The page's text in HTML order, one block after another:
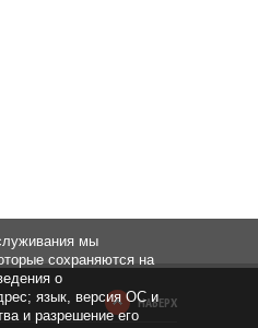
НАВЕРХ
мы
сохраняются на
о
язык, версия ОС и
и разрешение его